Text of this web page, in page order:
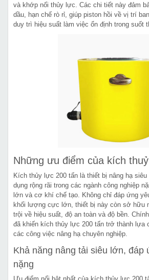
và khớp nối thủy lực. Các chi tiết này đảm
dầu, hạn chế rò rỉ, giúp piston hồi về vị trí
duy trì hiệu suất làm việc ổn định trong suốt
Những ưu điểm của kích
Kích thủy lực 200 tấn là thiết bị nâng hạ
dụng rộng rãi trong các ngành công nghiệp
lớn và cơ khí chế tạo. Không chỉ đáp ứng
khối lượng cực lớn, thiết bị này còn sở hữu
trội về hiệu suất, độ an toàn và độ bền.
đã khiến kích thủy lực 200 tấn trở thành lựa
các công việc nâng hạ chuyên nghiệp.
Khả năng nâng tải siêu lớn, đáp
nặng